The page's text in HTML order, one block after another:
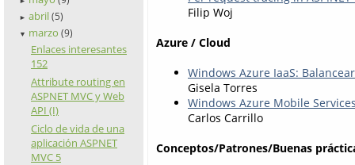
► abril (5)
▼ marzo (9)
Enlaces interesantes
152
Attribute routing en
ASPNET MVC y Web
API (I)
Ciclo de vida de una
aplicación ASPNET
MVC 5
Filip Woj
Azure / Cloud
Windows Azure IaaS:
Gisela Torres
Windows Azure Mobile
Carlos Carrillo
Conceptos/Patrones/Buenas